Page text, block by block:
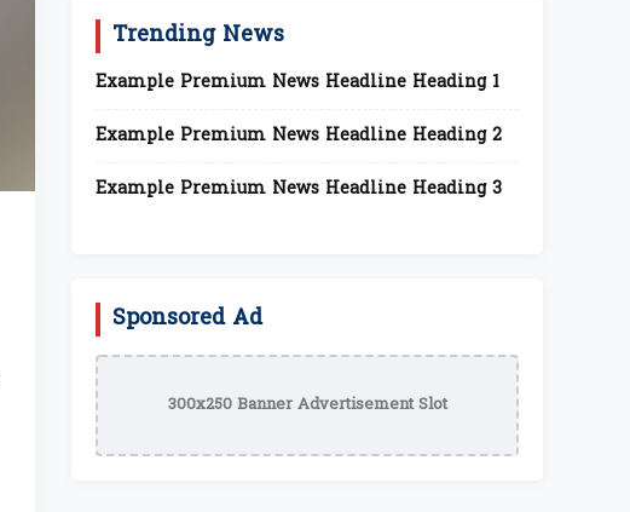
Trending News
Example Premium News Headline Heading 1
Example Premium News Headline Heading 2
Example Premium News Headline Heading 3
Sponsored Ad
300x250 Banner Advertisement Slot